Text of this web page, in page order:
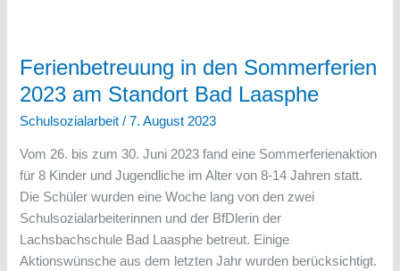
Ferienbetreuung in den Sommerferien
2023 am Standort Bad Laasphe
Schulsozialarbeit /7. August 2023
Vom 26. bis zum 30. Juni 2023 fand eine Sommerferienaktion
für 8 Kinder und Jugendliche im Alter von 8-14 Jahren statt.
Die Schüler wurden eine Woche lang von den zwei
Schulsozialarbeiterinnen und der BfDlerin der
Lachsbachschule Bad Laasphe betreut. Einige
Aktionswünsche aus dem letzten Jahr wurden berücksichtigt.